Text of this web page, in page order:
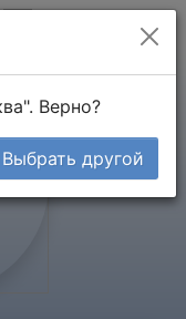
Верно?
Выбрать другой